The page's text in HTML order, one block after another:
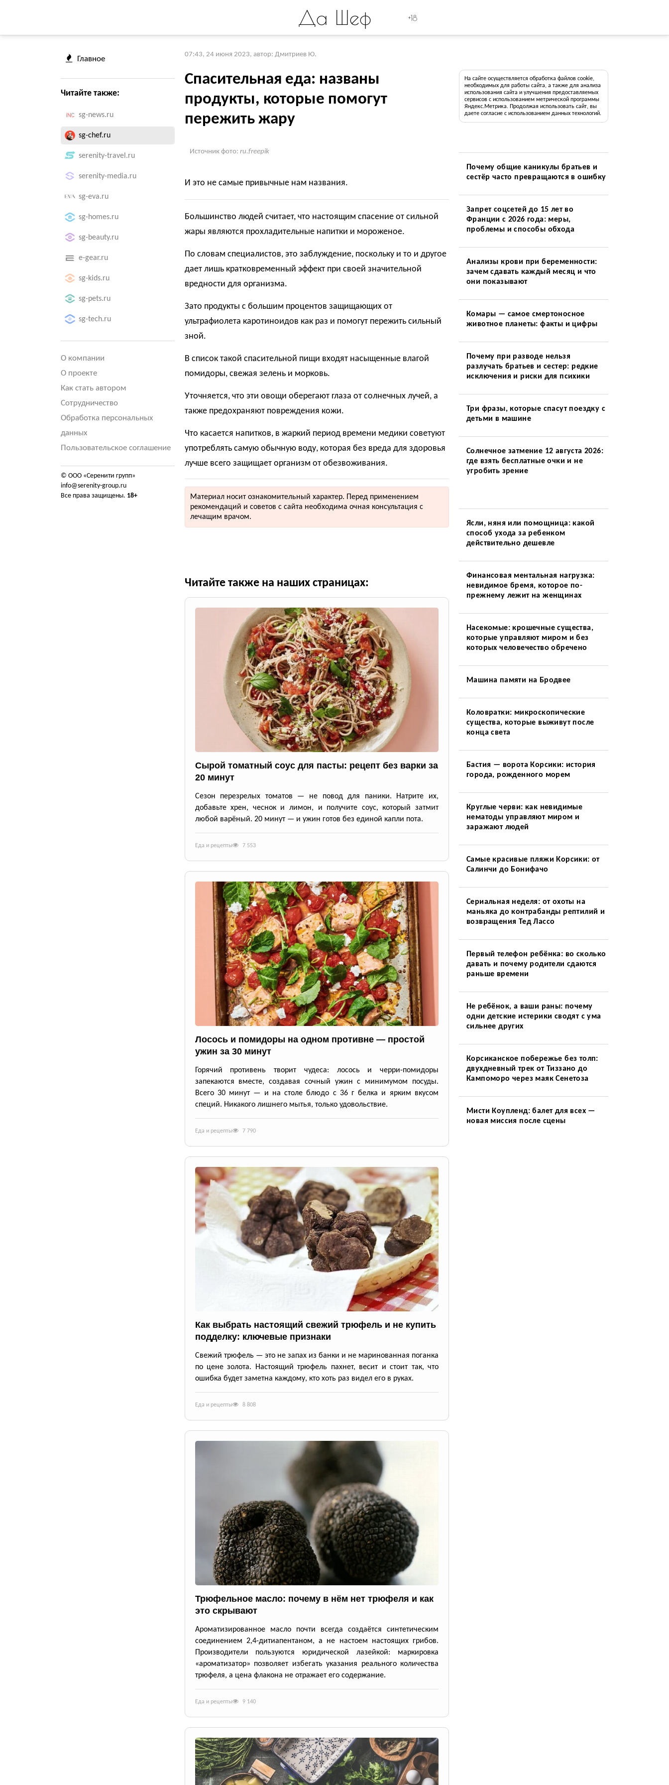
Да Шеф +18
Главное
Читайте также:
sg-news.ru
sg-chef.ru
serenity-travel.ru
serenity-media.ru
sg-eva.ru
sg-homes.ru
sg-beauty.ru
e-gear.ru
sg-kids.ru
sg-pets.ru
sg-tech.ru
О компании
О проекте
Как стать автором
Сотрудничество
Обработка персональных
данных
Пользовательское соглашение
© ООО «Серенити групп»
info@serenity-group.ru
Все права защищены. 18+
07:43, 24 июня 2023, автор: Дмитриев Ю.
Спасительная еда: названы
продукты, которые помогут
пережить жару
Источник фото: ru.freepik
И это не самые привычные нам названия.
Большинство людей считает, что настоящим спасение от сильной
жары являются прохладительные напитки и мороженое.
По словам специалистов, это заблуждение, поскольку и то и другое
дает лишь кратковременный эффект при своей значительной
вредности для организма.
Зато продукты с большим процентов защищающих от
ультрафиолета каротиноидов как раз и помогут пережить сильный
зной.
В список такой спасительной пищи входят насыщенные влагой
помидоры, свежая зелень и морковь.
Уточняется, что эти овощи оберегают глаза от солнечных лучей, а
также предохраняют повреждения кожи.
Что касается напитков, в жаркий период времени медики советуют
употреблять самую обычную воду, которая без вреда для здоровья
лучше всего защищает организм от обезвоживания.
Материал носит ознакомительный характер. Перед применением
рекомендаций и советов с сайта необходима очная консультация с
лечащим врачом.
Читайте также на наших страницах:
Сырой томатный соус для пасты: рецепт без варки за
20 минут
Сезон перезрелых томатов — не повод для паники. Натрите их,
добавьте хрен, чеснок и лимон, и получите соус, который затмит
любой варёный. 20 минут — и ужин готов без единой капли пота.
Еда и рецепты 7 553
Лосось и помидоры на одном противне — простой
ужин за 30 минут
Горячий противень творит чудеса: лосось и черри-помидоры
запекаются вместе, создавая сочный ужин с минимумом посуды.
Всего 30 минут — и на столе блюдо с 36 г белка и ярким вкусом
специй. Никакого лишнего мытья, только удовольствие.
Еда и рецепты 7 790
Как выбрать настоящий свежий трюфель и не купить
подделку: ключевые признаки
Свежий трюфель — это не запах из банки и не маринованная поганка
по цене золота. Настоящий трюфель пахнет, весит и стоит так, что
ошибка будет заметна каждому, кто хоть раз видел его в руках.
Еда и рецепты 8 808
Трюфельное масло: почему в нём нет трюфеля и как
это скрывают
Ароматизированное масло почти всегда создаётся синтетическим
соединением 2,4-дитиапентаном, а не настоем настоящих грибов.
Производители пользуются юридической лазейкой: маркировка
«ароматизатор» позволяет избегать указания реального количества
трюфеля, а цена флакона не отражает его содержание.
Еда и рецепты 9 140
На сайте осуществляется обработка файлов cookie,
необходимых для работы сайта, а также для анализа
использования сайта и улучшения предоставляемых
сервисов с использованием метрической программы
Яндекс.Метрика. Продолжая использовать сайт, вы
даете согласие с использованием данных технологий.
Почему общие каникулы братьев и
сестёр часто превращаются в ошибку
Запрет соцсетей до 15 лет во
Франции с 2026 года: меры,
проблемы и способы обхода
Анализы крови при беременности:
зачем сдавать каждый месяц и что
они показывают
Комары — самое смертоносное
животное планеты: факты и цифры
Почему при разводе нельзя
разлучать братьев и сестер: редкие
исключения и риски для психики
Три фразы, которые спасут поездку с
детьми в машине
Солнечное затмение 12 августа 2026:
где взять бесплатные очки и не
угробить зрение
Ясли, няня или помощница: какой
способ ухода за ребенком
действительно дешевле
Финансовая ментальная нагрузка:
невидимое бремя, которое по-
прежнему лежит на женщинах
Насекомые: крошечные существа,
которые управляют миром и без
которых человечество обречено
Машина памяти на Бродвее
Коловратки: микроскопические
существа, которые выживут после
конца света
Бастия — ворота Корсики: история
города, рожденного морем
Круглые черви: как невидимые
нематоды управляют миром и
заражают людей
Самые красивые пляжи Корсики: от
Салинчи до Бонифачо
Сериальная неделя: от охоты на
маньяка до контрабанды рептилий и
возвращения Тед Лассо
Первый телефон ребёнка: во сколько
давать и почему родители сдаются
раньше времени
Не ребёнок, а ваши раны: почему
одни детские истерики сводят с ума
сильнее других
Корсиканское побережье без толп:
двухдневный трек от Тиззано до
Кампоморо через маяк Сенетоза
Мисти Коупленд: балет для всех —
новая миссия после сцены